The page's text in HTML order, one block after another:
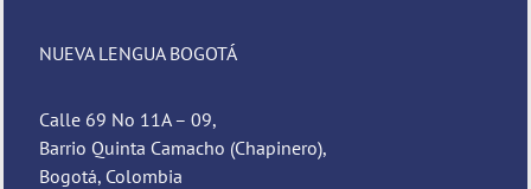
NUEVA LENGUA BOGOTÁ
Calle 69 No 11A – 09,
Barrio Quinta Camacho (Chapinero),
Bogotá, Colombia